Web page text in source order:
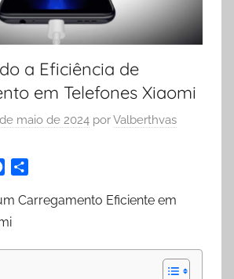
a Eficiência de
em Telefones Xiaomi
maio de 2024 porValberthvas
h
a
e
Carregamento Eficiente em